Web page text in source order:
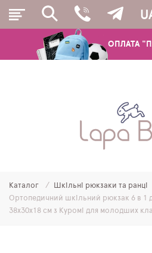
ОПЛАТА
ШКІЛЬНІ РЮКЗАКИ ТА РАНЦІ
МОЛОДІЖНІ РЮКЗАКИ
Каталог
Шкільні рюкзаки та ранці
Ортопедичний шкільний рюкзак 6 в 1
38х30х18 см з Куромі для молодших